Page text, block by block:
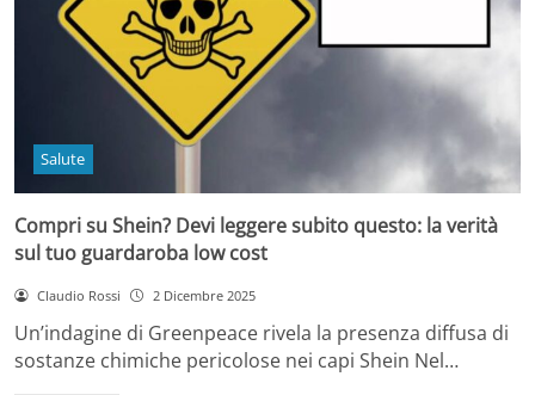
Salute
Compri su Shein? Devi leggere subito questo: la verità
sul tuo guardaroba low cost
Claudio Rossi 2 Dicembre 2025
Un’indagine di Greenpeace rivela la presenza diffusa di
sostanze chimiche pericolose nei capi Shein Nel…